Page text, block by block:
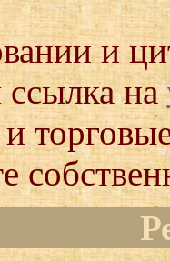
и
ссылка на